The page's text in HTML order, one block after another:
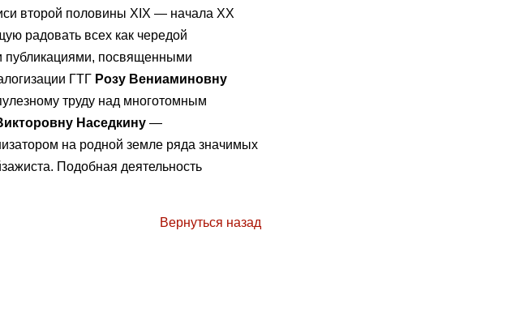
второй половины XIX — начала XX
радовать всех как чередой
публикациями, посвященными
ГТГ Розу Вениаминовну
труду над многотомным
Наседкину —
на родной земле ряда значимых
Подобная деятельность
Вернуться назад